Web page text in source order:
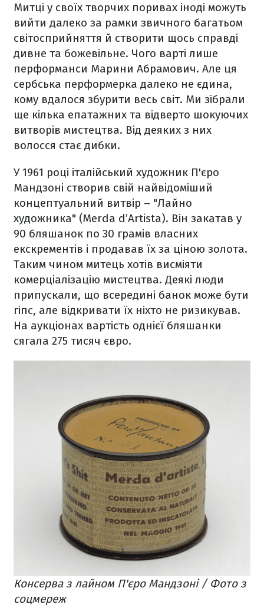
Митці у своїх творчих поривах іноді можуть
вийти далеко за рамки звичного багатьом
світосприйняття й створити щось справді
дивне та божевільне. Чого варті лише
перформанси Марини Абрамович. Але ця
сербська перформерка далеко не єдина,
кому вдалося збурити весь світ. Ми зібрали
ще кілька епатажних та відверто шокуючих
витворів мистецтва. Від деяких з них
волосся стає дибки.
У 1961 році італійський художник П'єро
Мандзоні створив свій найвідоміший
концептуальний витвір – "Лайно
художника" (Merda d’Artista). Він закатав у
90 бляшанок по 30 грамів власних
екскрементів і продавав їх за ціною золота.
Таким чином митець хотів висміяти
комерціалізацію мистецтва. Деякі люди
припускали, що всередині банок може бути
гіпс, але відкривати їх ніхто не ризикував.
На аукціонах вартість однієї бляшанки
сягала 275 тисяч євро.
Консерва з лайном П'єро Мандзоні / Фото з
соцмереж